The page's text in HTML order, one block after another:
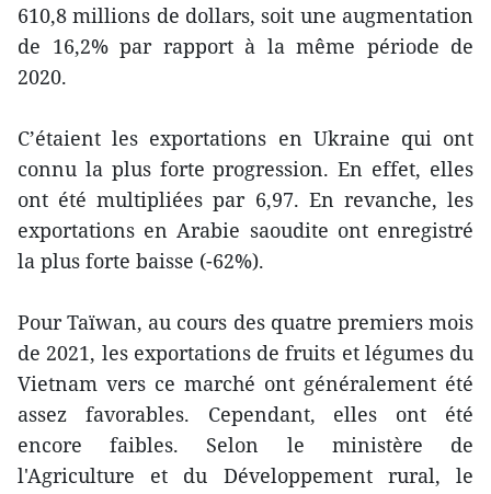
610,8 millions de dollars, soit une augmentation
de 16,2% par rapport à la même période de
2020.
C’étaient les exportations en Ukraine qui ont
connu la plus forte progression. En effet, elles
ont été multipliées par 6,97. En revanche, les
exportations en Arabie saoudite ont enregistré
la plus forte baisse (-62%).
Pour Taïwan, au cours des quatre premiers mois
de 2021, les exportations de fruits et légumes du
Vietnam vers ce marché ont généralement été
assez favorables. Cependant, elles ont été
encore faibles. Selon le ministère de
l'Agriculture et du Développement rural, le